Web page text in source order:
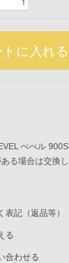
べべル
る場合は交換
記（返品等）
る
合わせる